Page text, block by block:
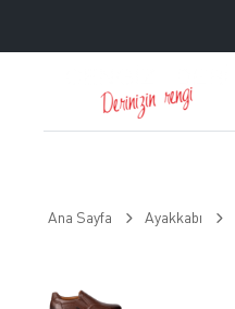
Ana Sayfa Ayakkabı